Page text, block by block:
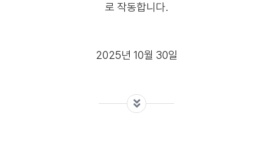
로 작동합니다.
2025년 10월 30일